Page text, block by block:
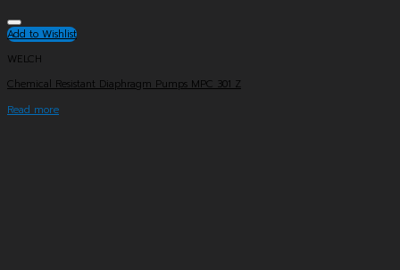
Add to Wishlist
WELCH
Chemical Resistant Diaphragm Pumps MPC 301 Z
Read more